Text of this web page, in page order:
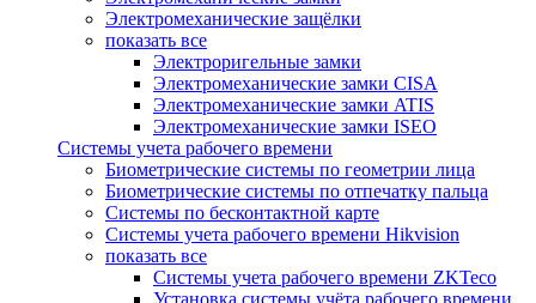
Электромеханические защёлки
показать все
Электроригельные замки
Электромеханические замки CISA
Электромеханические замки ATIS
Электромеханические замки ISEO
Системы учета рабочего времени
Биометрические системы по геометрии лица
Биометрические системы по отпечатку пальца
Системы по бесконтактной карте
Системы учета рабочего времени Hikvision
показать все
Системы учета рабочего времени ZKTeco
Установка системы учёта рабочего времени